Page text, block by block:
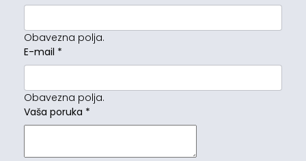
Obavezna polja.
E-mail *
Obavezna polja.
Vaša poruka *